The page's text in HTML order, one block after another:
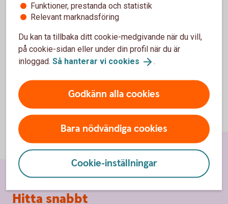
Investerarskyddet
Insättningsgarantin
Funktioner, prestanda och statistik
Relevant marknadsföring
Du kan ta tillbaka ditt cookie-medgivande när du vill,
på cookie-sidan eller under din profil när du är
inloggad. Så hanterar vi cookies .
Godkänn alla cookies
Bara nödvändiga cookies
Cookie-inställningar
Sidfot
Hitta snabbt